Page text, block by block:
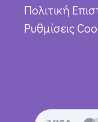
Πολιτική
Ρυθμίσεις